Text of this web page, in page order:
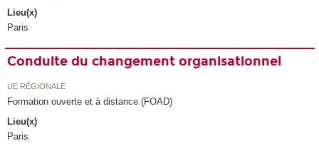
Lieu(x)
Paris
Conduite du changement organisationnel
UE RÉGIONALE
Formation ouverte et à distance (FOAD)
Lieu(x)
Paris